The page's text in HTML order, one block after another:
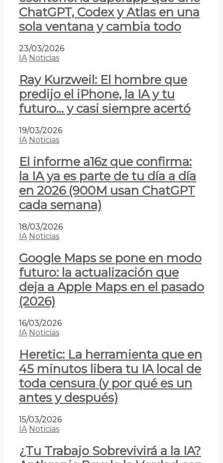
ChatGPT, Codex y Atlas en una
sola ventana y cambia todo
23/03/2026
IA Noticias
Ray Kurzweil: El hombre que
predijo el iPhone, la IA y tu
futuro… y casi siempre acertó
19/03/2026
IA Noticias
El informe a16z que confirma:
la IA ya es parte de tu día a día
en 2026 (900M usan ChatGPT
cada semana)
18/03/2026
IA Noticias
Google Maps se pone en modo
futuro: la actualización que
deja a Apple Maps en el pasado
(2026)
16/03/2026
IA Noticias
Heretic: La herramienta que en
45 minutos libera tu IA local de
toda censura (y por qué es un
antes y después)
15/03/2026
IA Noticias
¿Tu Trabajo Sobrevivirá a la IA?